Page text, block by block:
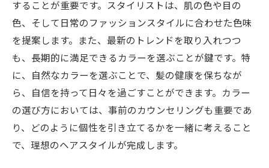
することが重要です。スタイリストは、肌の色や目の
色、そして日常のファッションスタイルに合わせた色味
を提案します。また、最新のトレンドを取り入れつつ
も、長期的に満足できるカラーを選ぶことが鍵です。特
に、自然なカラーを選ぶことで、髪の健康を保ちなが
ら、自信を持って日々を過ごすことができます。カラー
の選び方においては、事前のカウンセリングも重要であ
り、どのように個性を引き立てるかを一緒に考えること
で、理想のヘアスタイルが完成します。